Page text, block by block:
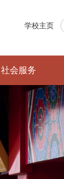
学校主页
社会服务